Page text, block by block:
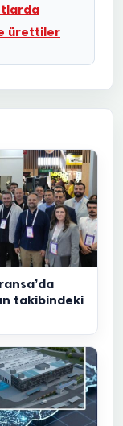
ürettiler
takibindeki